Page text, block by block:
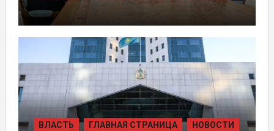
ПРЕЗИДЕНТ ПРИНЯЛ ПРЕДСЕДАТЕЛЯ
ПРАВЛЕНИЯ ХОЛДИНГА «БАЙТЕРЕК»
ВЛАСТЬ ГЛАВНАЯ СТРАНИЦА НОВОСТИ